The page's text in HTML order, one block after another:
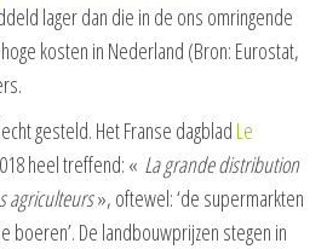
lager dan die in de ons omringende
kosten in Nederland (Bron: Eurostat,
gesteld. Het Franse dagblad Le
heel treffend: « La grande distribution
agriculteurs», oftewel: ‘de supermarkten
boeren’. De landbouwprijzen stegen in